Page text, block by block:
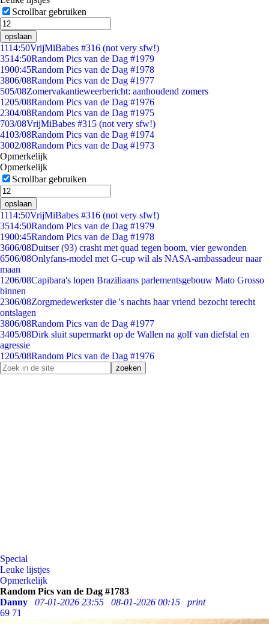
Scrollbar gebruiken
opslaan
1114:50VrijMiBabes #316 (not very sfw!)
3514:50Random Pics van de Dag #1979
1900:45Random Pics van de Dag #1978
3806/08Random Pics van de Dag #1977
505/08Zomervakantieweerbericht: aanhoudend zomers
1205/08Random Pics van de Dag #1976
2304/08Random Pics van de Dag #1975
703/08VrijMiBabes #315 (not very sfw!)
4103/08Random Pics van de Dag #1974
3002/08Random Pics van de Dag #1973
Opmerkelijk
Opmerkelijk
Scrollbar gebruiken
opslaan
1114:50VrijMiBabes #316 (not very sfw!)
3514:50Random Pics van de Dag #1979
1900:45Random Pics van de Dag #1978
3606/08Duitser (93) crasht met quad tegen boom, vier gewonden
6506/08Onlyfans-model met G-cup wil als NASA-ambassadeur naar
maan
1206/08Capibara's lopen Braziliaans parlementsgebouw Mato Grosso
binnen
2306/08Zorgmedewerkster die 's nachts haar vriend bezocht terecht
ontslagen
3806/08Random Pics van de Dag #1977
3405/08Dirk sluit supermarkt op de Wallen na golf van diefstal en
agressie
1205/08Random Pics van de Dag #1976
Special
Leuke lijstjes
Opmerkelijk
Random Pics van de Dag #1783
Danny
07-01-2026 23:55 08-01-2026 00:15
print
69 71